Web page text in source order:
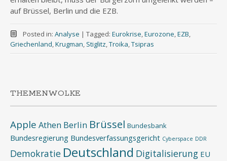
auf Brüssel, Berlin und die EZB.
Posted in: Analyse | Tagged: Eurokrise,Eurozone,EZB,
Griechenland,Krugman, Stiglitz,Troika,Tsipras
THEMENWOLKE
Apple Athen Berlin Brüssel Bundesbank
Bundesregierung Bundesverfassungsgericht Cyberspace DDR
Demokratie Deutschland Digitalisierung EU